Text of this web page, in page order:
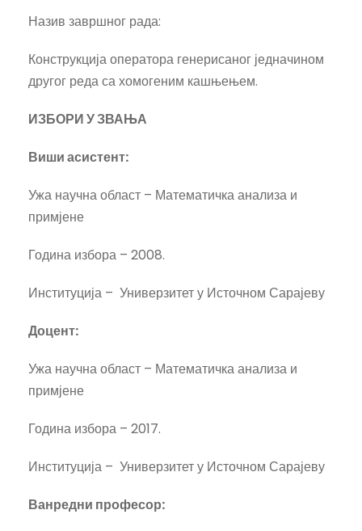
Назив завршног рада:
Конструкција оператора генерисаног једначином
другог реда са хомогеним кашњењем.
ИЗБОРИ У ЗВАЊА
Виши асистент:
Ужа научна област – Математичка анализа и
примјене
Година избора – 2008.
Институција – Универзитет у Источном Сарајеву
Доцент:
Ужа научна област – Математичка анализа и
примјене
Година избора – 2017.
Институција – Универзитет у Источном Сарајеву
Ванредни професор: